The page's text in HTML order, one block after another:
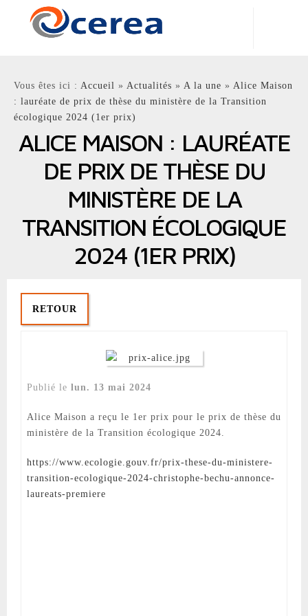
Laboratoire Commun
École nationale des ponts et chaussées - EDF R&D
Vous êtes ici : Accueil » Actualités » A la une » Alice Maison
: lauréate de prix de thèse du ministère de la Transition
écologique 2024 (1er prix)
ALICE MAISON : LAURÉATE
DE PRIX DE THÈSE DU
MINISTÈRE DE LA
TRANSITION ÉCOLOGIQUE
2024 (1ER PRIX)
RETOUR
lun. 13 mai 2024
Alice Maison a reçu le 1er prix pour le prix de thèse du
ministère de la Transition écologique 2024.
https://www.ecologie.gouv.fr/prix-these-du-ministere-
transition-ecologique-2024-christophe-bechu-annonce-
laureats-premiere